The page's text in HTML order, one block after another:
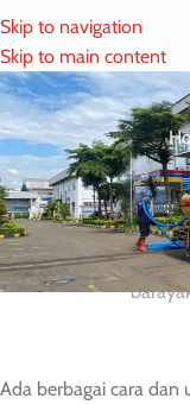
Skip to navigation
Skip to main content
MENU
Layanan
Ada berbagai cara dan